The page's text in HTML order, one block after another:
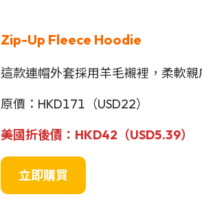
Zip-Up Fleece Hoodie
這款連帽外套採用羊毛襯裡，柔軟
原價：HKD171（USD22）
美國折後價：HKD42（USD5.39）
立即購買